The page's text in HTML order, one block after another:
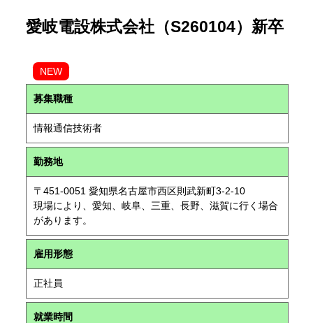
愛岐電設株式会社（S260104）新卒
NEW
募集職種
情報通信技術者
勤務地
〒451-0051 愛知県名古屋市西区則武新町3-2-10
現場により、愛知、岐阜、三重、長野、滋賀に行く場合
があります。
雇用形態
正社員
就業時間